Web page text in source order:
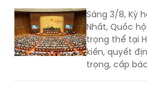
viên Ban
quyền Bộ
Khai mạc Kỳ họp Quốc
thứ Nhất
Sáng 3/8, Kỳ
Nhất, Quốc